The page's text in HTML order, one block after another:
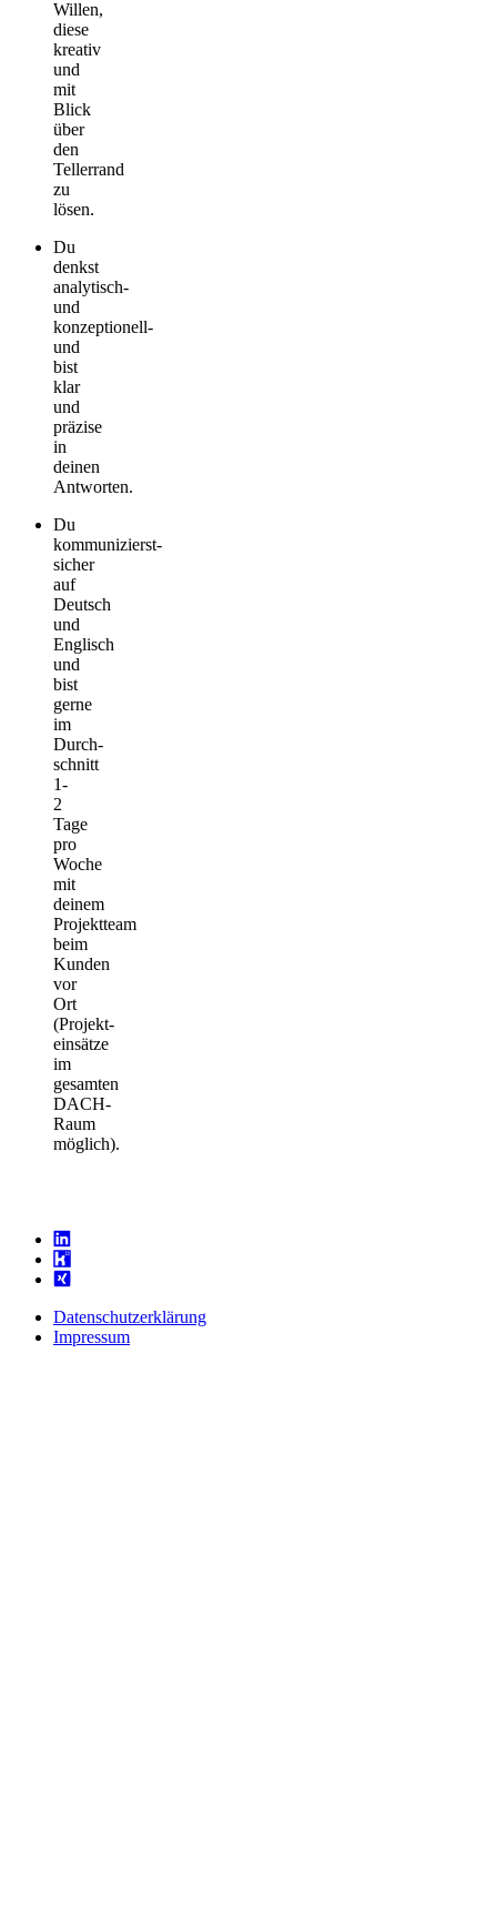
Willen,
diese
kreativ
und
mit
Blick
über
den
Tellerrand
zu
lösen.
Du
denkst
analytisch­
und
konzeptionell­
und
bist
klar
und
präzise
in
deinen
Antworten.
Du
kommunizierst­
sicher
auf
Deutsch
und
Englisch
und
bist
gerne
im
Durch­
schnitt
1-
2
Tage
pro
Woche
mit
deinem
Projektteam
beim
Kunden
vor
Ort
(Projekt­
einsätze
im
gesamten
DACH-
Raum
möglich).
Datenschutzerklärung
Impressum